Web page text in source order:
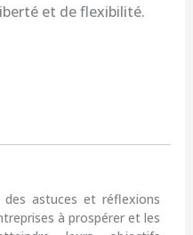
et de flexibilité.
des astuces et réflexions
à prospérer et les